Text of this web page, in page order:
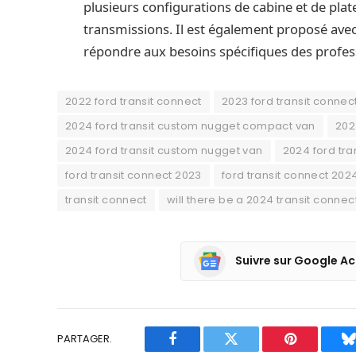
plusieurs configurations de cabine et de
transmissions. Il est également proposé
répondre aux besoins spécifiques des
2022 ford transit connect
2023 ford transit
2024 ford transit custom nugget compact van
2024 ford transit custom nugget van
2024 ford
ford transit connect 2023
ford transit connect
transit connect
will there be a 2024 transit
Suivre sur Google
PARTAGER.
Facebook Twitter Pinterest